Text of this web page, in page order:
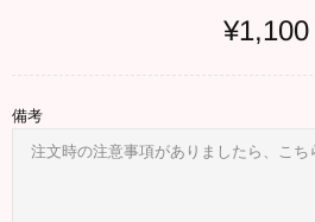
¥1,100
備考